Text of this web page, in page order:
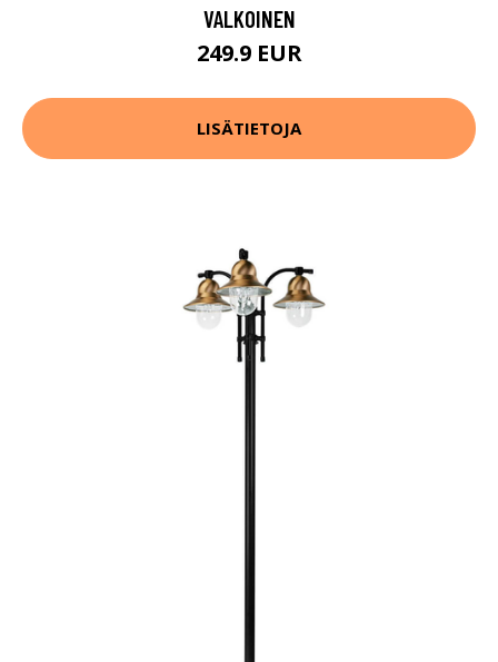
VALKOINEN
249.9 EUR
LISÄTIETOJA